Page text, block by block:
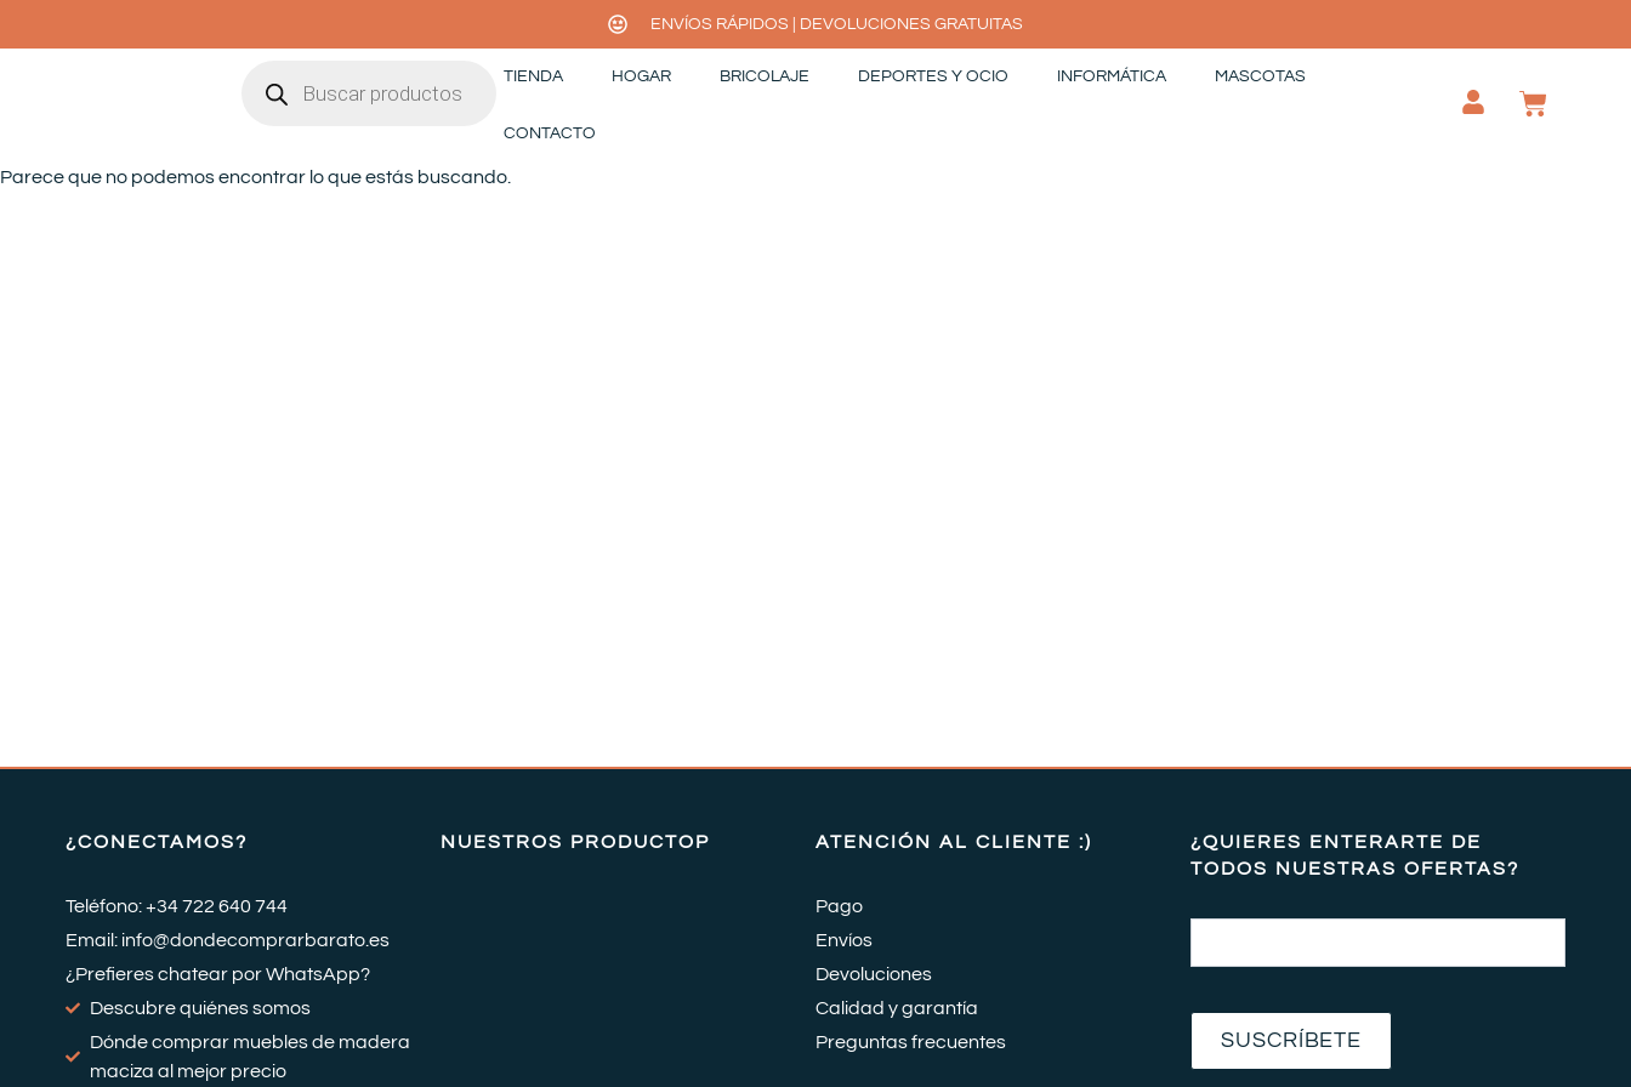
al
ENVÍOS RÁPIDOS | DEVOLUCIONES GRATUITAS
productos
TIENDA HOGAR BRICOLAJE DEPORTES Y OCIO INFORMÁTICA MASCOTAS
CONTACTO
Parece que no podemos encontrar lo que estás buscando.
¿CONECTAMOS?
Teléfono: +34 722 640 744
Email: info@dondecomprarbarato.es
¿Prefieres chatear por WhatsApp?
Descubre quiénes somos
Dónde comprar muebles de madera
maciza al mejor precio
NUESTROS PRODUCTOP ATENCIÓN AL CLIENTE :)
Pago
Envíos
Devoluciones
Calidad y garantía
Preguntas frecuentes
¿QUIERES ENTERARTE DE
TODOS NUESTRAS OFERTAS?
SUSCRÍBETE